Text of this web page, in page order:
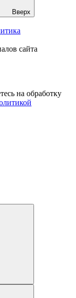
Вверх
сайта
на обработку